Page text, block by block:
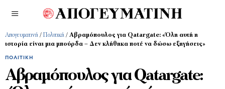
Απογευματινή / Πολιτική / Αβραμόπουλος για Qatargate: «Όλη αυτή η
ιστορία είναι μια μπούρδα – Δεν κλήθηκα ποτέ να δώσω εξηγήσεις»
ΠΟΛΙΤΙΚΉ
Αβραμόπουλος για Qatargate: